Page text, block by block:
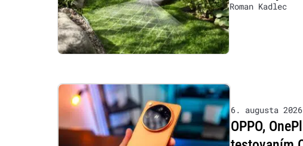
Roman Kadlec
6. augusta 2026
OPPO,